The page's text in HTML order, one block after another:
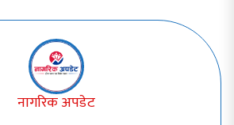
नागरिक अपडेट